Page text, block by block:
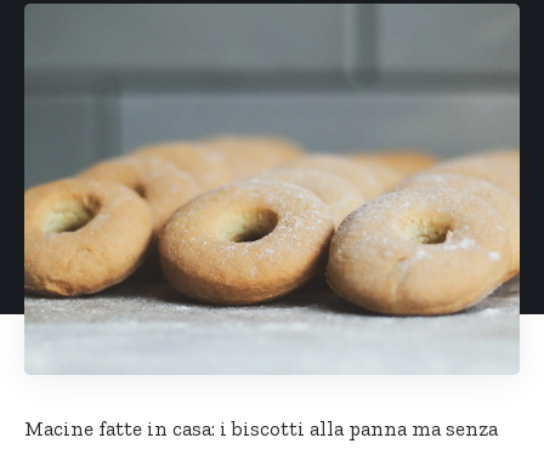
Macine fatte in casa: i biscotti alla panna ma senza